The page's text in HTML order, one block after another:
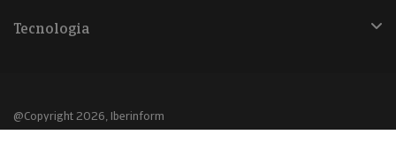
Tecnologia
@Copyright 2026, Iberinform